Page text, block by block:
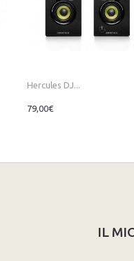
Hercules DJ...
79,00€
IL